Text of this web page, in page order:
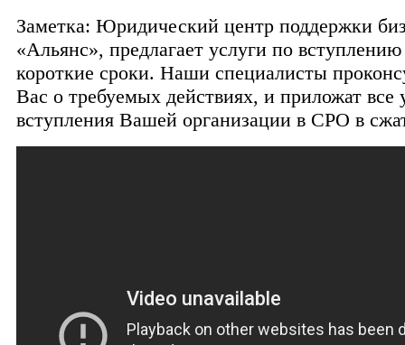
Заметка: Юридический центр поддержки
«Альянс», предлагает услуги по
короткие сроки. Наши специалисты
Вас о требуемых действиях, и приложат все
вступления Вашей организации в СРО в